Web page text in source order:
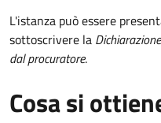
L'istanza può essere
sottoscrivere la
dal procuratore.
Cosa si